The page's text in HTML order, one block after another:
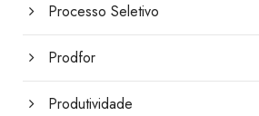
Processo Seletivo
Prodfor
Produtividade